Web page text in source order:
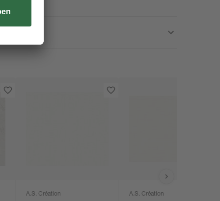
A.S. Création A.S. Création